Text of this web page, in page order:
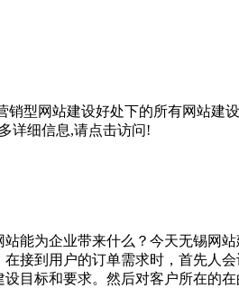
销型网站建设好处下的所有网站建
详细信息,请点击访问!
能为企业带来什么？今天无锡网
接到用户的订单需求时，首先人
目标和要求。然后对客户所在的